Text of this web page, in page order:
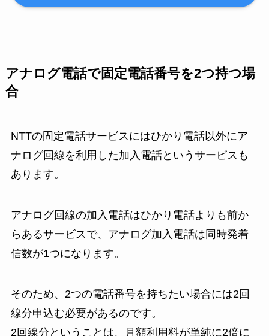
アナログ電話で固定電話番号を2つ持つ場
合
NTTの固定電話サービスにはひかり電話以外にア
ナログ回線を利用した加入電話というサービスも
あります。
アナログ回線の加入電話はひかり電話よりも前か
らあるサービスで、アナログ加入電話は同時発着
信数が1つになります。
そのため、2つの電話番号を持ちたい場合には2回
線分申込む必要があるのです。
2回線分ということは、月額利用料が単純に2倍に